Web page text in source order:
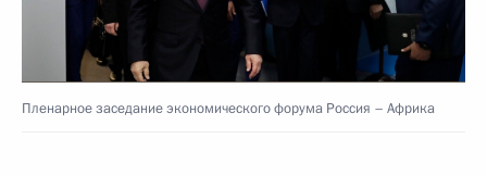
Пленарное заседание экономического форума Россия – Африка